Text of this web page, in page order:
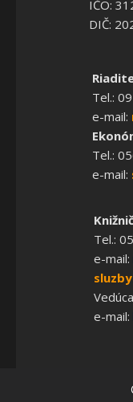
IČO:
DIČ:
Tel.:
e-mail:
Tel.:
e-mail:
Tel.:
e-mail:
e-mail: